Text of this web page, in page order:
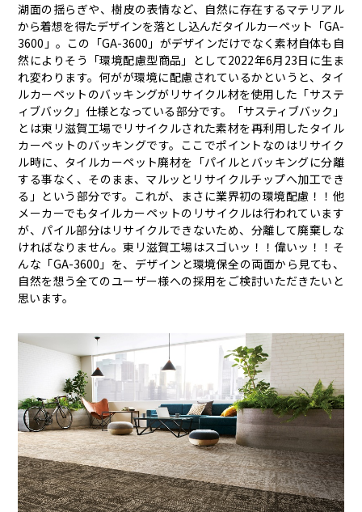
湖面の揺らぎや、樹皮の表情など、自然に存在するマテリアル
から着想を得たデザインを落とし込んだタイルカーペット「GA-
3600」。この「GA-3600」がデザインだけでなく素材自体も自
然によりそう「環境配慮型商品」として2022年6月23日に生ま
れ変わります。何がが環境に配慮されているかというと、タイ
ルカーペットのバッキングがリサイクル材を使用した「サステ
ィブバック」仕様となっている部分です。「サスティブバック」
とは東リ滋賀工場でリサイクルされた素材を再利用したタイル
カーペットのバッキングです。ここでポイントなのはリサイク
ル時に、タイルカーペット廃材を「パイルとバッキングに分離
する事なく、そのまま、マルッとリサイクルチップへ加工でき
る」という部分です。これが、まさに業界初の環境配慮！！他
メーカーでもタイルカーペットのリサイクルは行われています
が、パイル部分はリサイクルできないため、分離して廃棄しな
ければなりません。東リ滋賀工場はスゴいッ！！偉いッ！！そ
んな「GA-3600」を、デザインと環境保全の両面から見ても、
自然を想う全てのユーザー様への採用をご検討いただきたいと
思います。